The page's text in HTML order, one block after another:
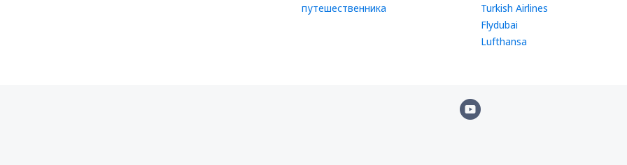
путешественника
Turkish Airlines
Flydubai
Lufthansa